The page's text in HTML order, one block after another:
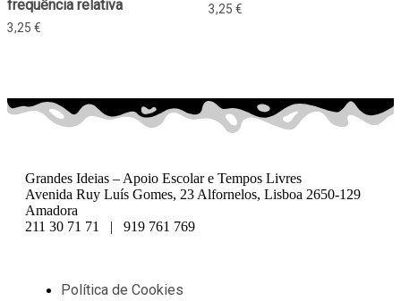
frequência relativa
3,25 €
3,25 €
Grandes Ideias – Apoio Escolar e Tempos Livres
Avenida Ruy Luís Gomes, 23 Alfornelos, Lisboa 2650-129
Amadora
211 30 71 71 | 919 761 769
Política de Cookies